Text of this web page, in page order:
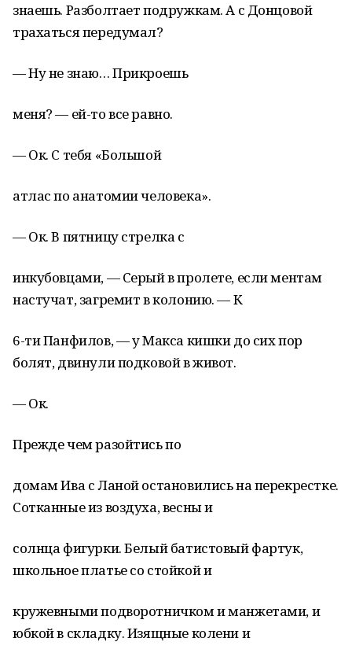
знаешь. Разболтает подружкам. А с Донцовой
трахаться передумал?
— Ну не знаю… Прикроешь
меня? — ей-то все равно.
— Ок. С тебя «Большой
атлас по анатомии человека».
— Ок. В пятницу стрелка с
инкубовцами, — Серый в пролете, если ментам
настучат, загремит в колонию. — К
6-ти Панфилов, — у Макса кишки до сих пор
болят, двинули подковой в живот.
— Ок.
Прежде чем разойтись по
домам Ива с Ланой остановились на перекрестке.
Сотканные из воздуха, весны и
солнца фигурки. Белый батистовый фартук,
школьное платье со стойкой и
кружевными подворотничком и манжетами, и
юбкой в складку. Изящные колени и